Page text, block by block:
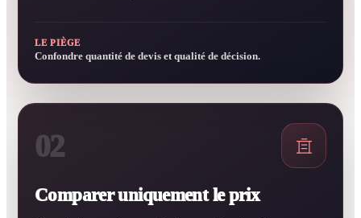
LE PIÈGE
Confondre quantité de devis et qualité de décision.
02
Comparer uniquement le prix